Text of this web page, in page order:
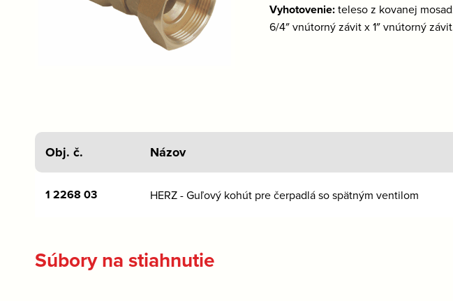
Vyhotovenie:teleso z kovanej
6/4″ vnútorný závit x 1″ vnútorný
Obj. č. Názov
1 2268 03 HERZ - Guľový kohút pre čerpadlá so spätným ventilom
Súbory na stiahnutie